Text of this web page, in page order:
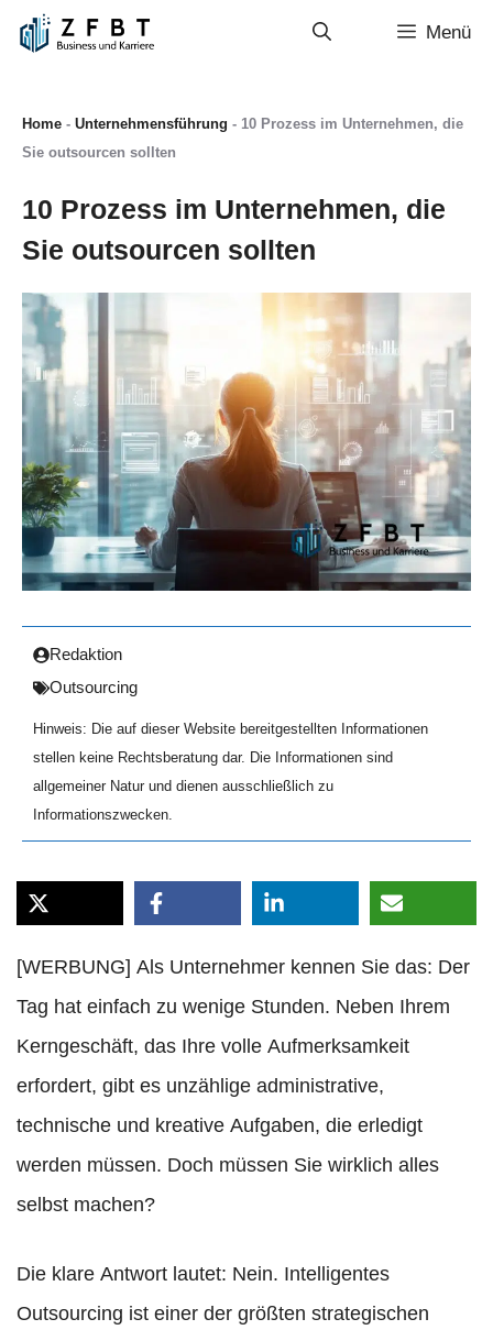
Zum
Inhalt
Menü
Home - Unternehmensführung - 10 Prozess im Unternehmen, die
Sie outsourcen sollten
10 Prozess im Unternehmen, die
Sie outsourcen sollten
Redaktion
Outsourcing
Hinweis: Die auf dieser Website bereitgestellten Informationen
stellen keine Rechtsberatung dar. Die Informationen sind
allgemeiner Natur und dienen ausschließlich zu
Informationszwecken.
[WERBUNG] Als Unternehmer kennen Sie das: Der
Tag hat einfach zu wenige Stunden. Neben Ihrem
Kerngeschäft, das Ihre volle Aufmerksamkeit
erfordert, gibt es unzählige administrative,
technische und kreative Aufgaben, die erledigt
werden müssen. Doch müssen Sie wirklich alles
selbst machen?
Die klare Antwort lautet: Nein. Intelligentes
Outsourcing ist einer der größten strategischen